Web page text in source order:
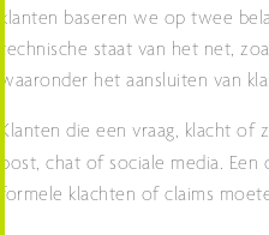
klanten baseren we op twee
technische staat van het net,
waaronder het aansluiten van
Klanten die een vraag, klacht of
post, chat of sociale media. Een
formele klachten of claims